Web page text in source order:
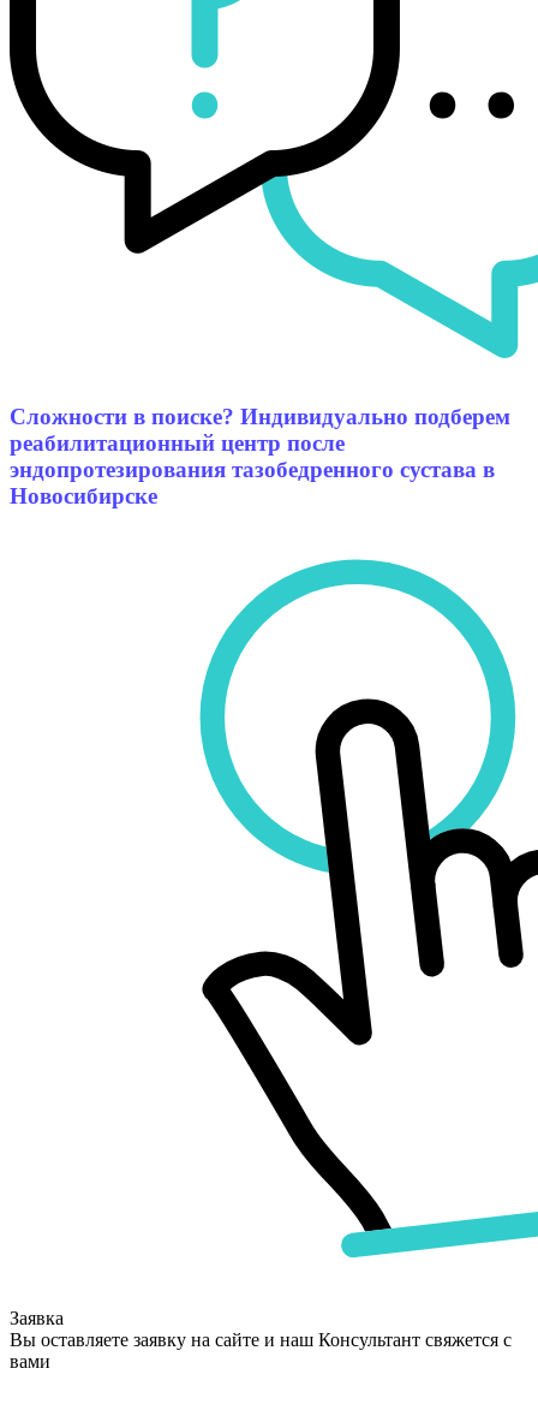
Сложности в поиске? Индивидуально подберем
реабилитационный центр после
эндопротезирования тазобедренного сустава в
Новосибирске
Заявка
Вы оставляете заявку на сайте и наш Консультант свяжется с
вами